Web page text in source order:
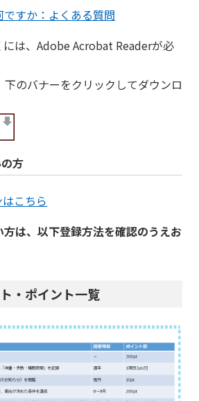
すか：よくある質問
には、Adobe Acrobat Readerが必
のバナーをクリックしてダウンロ
方
こちら
は、以下登録方法を確認のうえお
・ポイント一覧